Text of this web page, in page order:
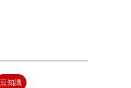
豆知識